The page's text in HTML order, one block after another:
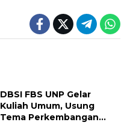
DBSI FBS UNP Gelar
Kuliah Umum, Usung
Tema Perkembangan